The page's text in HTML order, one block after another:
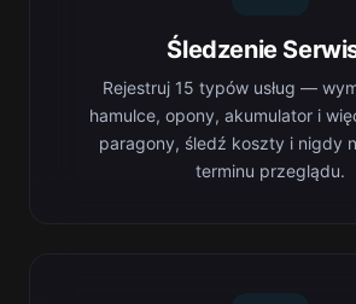
Śledzenie
Rejestruj 15 typów usług —
hamulce, opony, akumulator i
paragony, śledź koszty i nigdy
terminu przeglądu.